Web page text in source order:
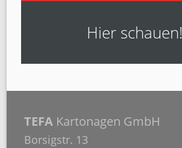
Hier schauen!
TEFAKartonagen GmbH
Borsigstr. 13